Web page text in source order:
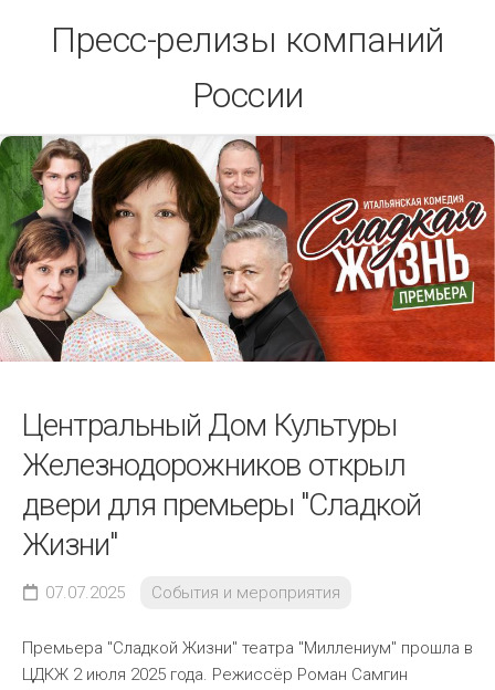
Пресс-релизы компаний
России
Центральный Дом Культуры
Железнодорожников открыл
двери для премьеры "Сладкой
Жизни"
07.07.2025 События и мероприятия
Премьера "Сладкой Жизни" театра "Миллениум" прошла в
ЦДКЖ 2 июля 2025 года. Режиссёр Роман Самгин